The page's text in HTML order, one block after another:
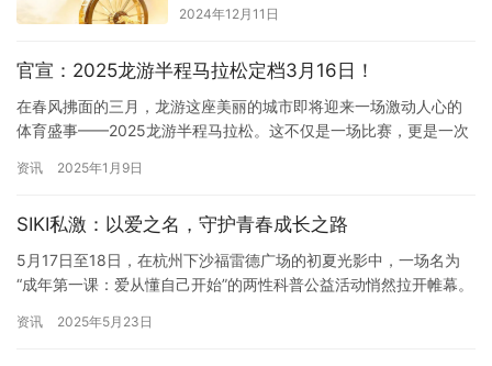
2024年12月11日
官宣：2025龙游半程马拉松定档3月16日！
在春风拂面的三月，龙游这座美丽的城市即将迎来一场激动人心的
体育盛事——2025龙游半程马拉松。这不仅是一场比赛，更是一次
的机会。现在，我们诚挚地邀请每一位热爱跑步的朋友，共同参与
人民政府主办，龙游县文化和广电旅游体育局、龙游县文化旅游发
展有限…
资讯 2025年1月9日
SIKI私激：以爱之名，守护青春成长之路
5月17日至18日，在杭州下沙福雷德广场的初夏光影中，一场名为
“成年第一课：爱从懂自己开始”的两性科普公益活动悄然拉开帷幕。
科学与温度并存的成长仪式。短短两日间，活动吸引了超1000人参
资讯 2025年5月23日